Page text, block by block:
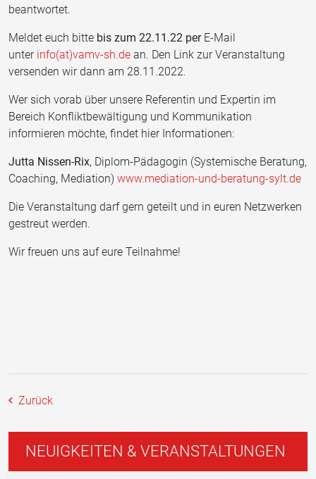
beantwortet.
Meldet euch bitte bis zum 22.11.22 per E-Mail
unter info(at)vamv-sh.de an. Den Link zur Veranstaltung
versenden wir dann am 28.11.2022.
Wer sich vorab über unsere Referentin und Expertin im
Bereich Konfliktbewältigung und Kommunikation
informieren möchte, findet hier Informationen:
Jutta Nissen-Rix, Diplom-Pädagogin (Systemische Beratung,
Coaching, Mediation) www.mediation-und-beratung-sylt.de
Die Veranstaltung darf gern geteilt und in euren Netzwerken
gestreut werden.
Wir freuen uns auf eure Teilnahme!
Zurück
NEUIGKEITEN & VERANSTALTUNGEN